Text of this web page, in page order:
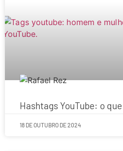
Hashtags YouTube: o
18 DE OUTUBRO DE 2024